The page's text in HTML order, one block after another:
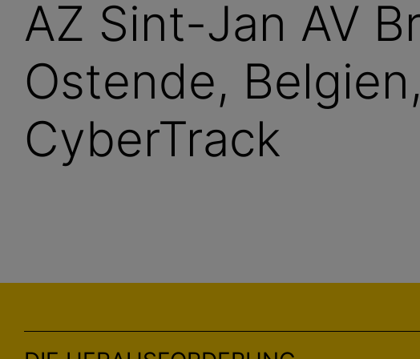
AZ Sint-Jan AV
Ostende,
CyberTrack